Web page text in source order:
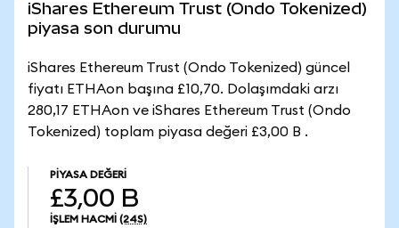
iShares Ethereum Trust (Ondo Tokenized)
piyasa son durumu
iShares Ethereum Trust (Ondo Tokenized) güncel
fiyatı ETHAon başına £10,70. Dolaşımdaki arzı
280,17 ETHAon ve iShares Ethereum Trust (Ondo
Tokenized) toplam piyasa değeri £3,00 B .
PIYASA DEĞERI
£3,00 B
İŞLEM HACMI (24S)